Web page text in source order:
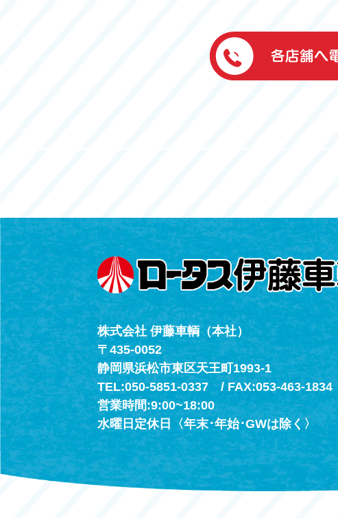
伊藤車輌（本社）
050-5851-0337
株式会社 伊藤車輌（本社）
〒435-0052
静岡県浜松市東区天王町1993-1
TEL:050-5851-0337 / FAX:053-463-1834
営業時間:9:00~18:00
水曜日定休日〈年末･年始･GWは除く〉